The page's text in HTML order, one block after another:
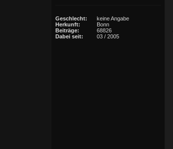
Geschlecht:
keine Angabe
Herkunft:
Bonn
Beiträge:
68826
Dabei seit:
03 / 2005